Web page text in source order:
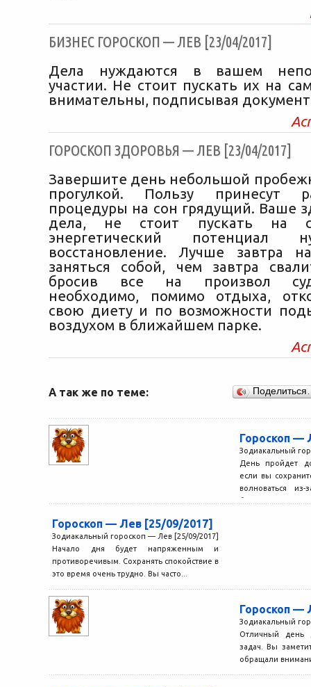
БИЗНЕС ГОРОСКОП — ЛЕВ [23/04/2017]
Дела нуждаются в вашем
участии. Не стоит пускать их на
внимательны, подписывая
ГОРОСКОП ЗДОРОВЬЯ — ЛЕВ [23/04/2017]
Завершите день небольшой
прогулкой. Пользу принесут
процедуры на сон грядущий. Ваше
дела, не стоит пускать на
энергетический потенциал
восстановление. Лучше завтра
заняться собой, чем завтра
бросив все на произвол
необходимо, помимо отдыха,
свою диету и по возможности
воздухом в ближайшем парке.
А так же по теме:
Гороскоп —
Зодиакальный
День пройдет
если вы
волноваться из-
близко...
Гороскоп — Лев [25/09/2017]
Зодиакальный гороскоп — Лев [25/09/2017]
Начало дня будет напряженным и
противоречивым. Сохранять спокойствие в
это время очень трудно. Вы часто...
Гороскоп —
Зодиакальный
Отличный день
задач. Вы
обращали